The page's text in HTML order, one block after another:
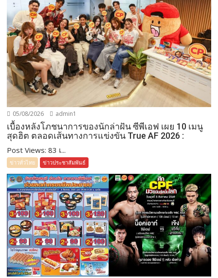
05/08/2026 admin1
เบื้องหลังโภชนาการของนักล่าฝัน ซีพีเอฟ เผย 10 เมนู
สุดฮิต ตลอดเส้นทางการแข่งขัน True AF 2026 :
Post Views: 83 เ...
ข่าวทั่วไทย ข่าวประชาสัมพันธ์